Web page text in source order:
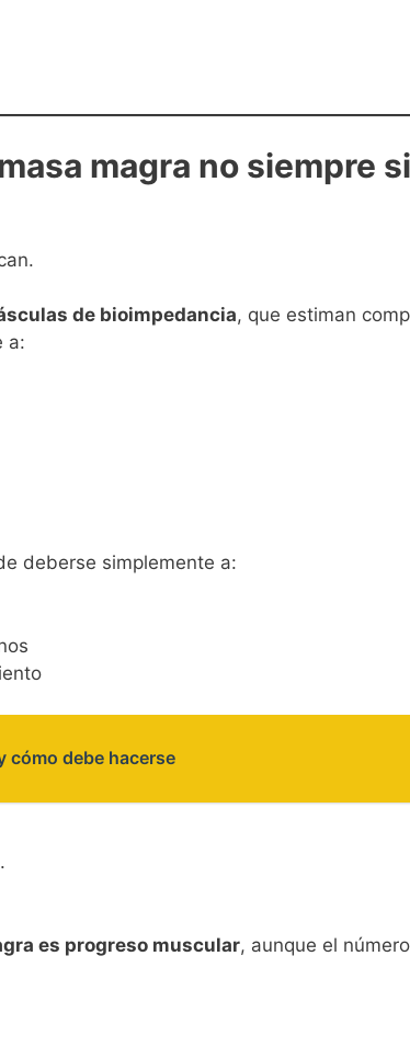
magra no siempre
de bioimpedancia, que estiman
a:
deberse simplemente a:
cómo debe hacerse
.
es progreso muscular, aunque el